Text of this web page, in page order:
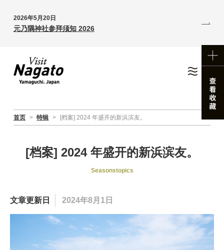
2026年5月20日
元乃隅神社参拜须知 2026
首页 > 特辑 > [档案] 2024 年盛开的新浜滨友。
[档案] 2024 年盛开的新浜滨友。
Seasonstopics
文章更新日 2024年8月1日